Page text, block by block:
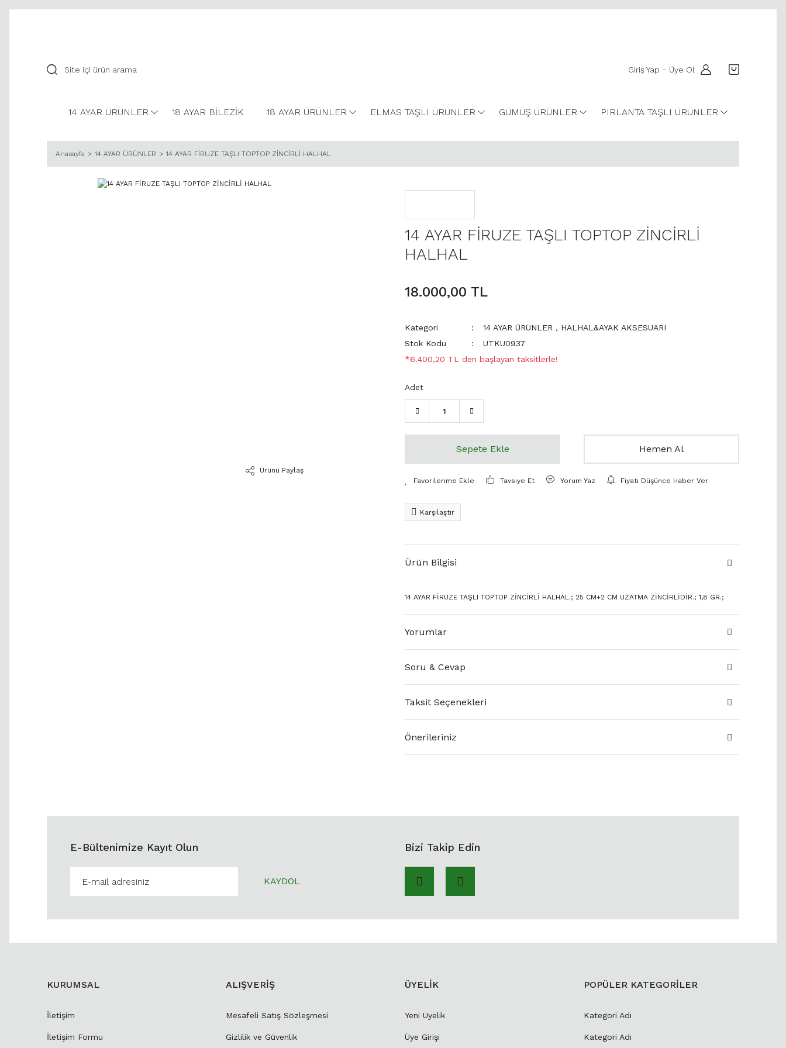
Giriş Yap - Üye Ol
14 AYAR ÜRÜNLER 18 AYAR BİLEZİK 18 AYAR ÜRÜNLER ELMAS TAŞLI ÜRÜNLER GÜMÜŞ ÜRÜNLER PIRLANTA TAŞLI ÜRÜNLER
Anasayfa 14 AYAR ÜRÜNLER 14 AYAR FİRUZE TAŞLI TOPTOP ZİNCİRLİ HALHAL
Ürünü Paylaş
14 AYAR FİRUZE TAŞLI TOPTOP ZİNCİRLİ
HALHAL
18.000,00 TL
Kategori 14 AYAR ÜRÜNLER , HALHAL&AYAK AKSESUARI
Stok Kodu
UTKU0937
*6.400,20 TL den başlayan taksitlerle!
Adet
Sepete Ekle Hemen Al
Tavsiye Et Yorum Yaz Fiyatı Düşünce Haber Ver
Karşılaştır
Ürün Bilgisi
14 AYAR FİRUZE TAŞLI TOPTOP ZİNCİRLİ HALHAL.; 25 CM+2 CM UZATMA ZİNCİRLİDİR.; 1,8 GR.;
Yorumlar
Soru & Cevap
Taksit Seçenekleri
Önerileriniz
E-Bültenimize Kayıt Olun
KAYDOL
Bizi Takip Edin
KURUMSAL
İletişim
İletişim Formu
ALIŞVERİŞ
Mesafeli Satış Sözleşmesi
Gizlilik ve Güvenlik
ÜYELİK
Yeni Üyelik
Üye Girişi
POPÜLER KATEGORİLER
Kategori Adı
Kategori Adı